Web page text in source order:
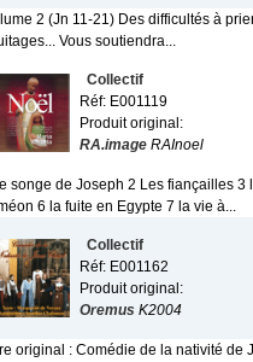
2 (Jn 11-21) Des difficultés à
Vous soutiendra...
Collectif
Réf: E001119
Produit original:
RA.image RAInoel
songe de Joseph 2 Les fiançailles
6 la fuite en Egypte 7 la vie à...
Collectif
Réf: E001162
Produit original:
Oremus K2004
original : Comédie de la nativité de